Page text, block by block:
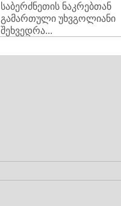
საბერძნეთის ნაკრებთან
გამართული უხვგოლიანი
შეხვედრა...